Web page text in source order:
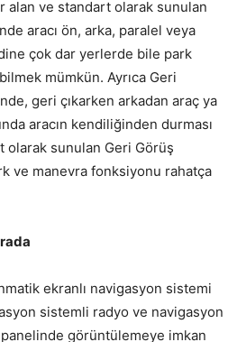
alan ve standart olarak sunulan
aracı ön, arka, paralel veya
çok dar yerlerde bile park
mümkün. Ayrıca Geri
geri çıkarken arkadan araç ya
aracın kendiliğinden durması
olarak sunulan Geri Görüş
ve manevra fonksiyonu rahatça
ekranlı navigasyon sistemi
sistemli radyo ve navigasyon
görüntülemeye imkan